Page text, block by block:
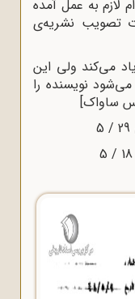
لازم به عمل آمده
تصویب نشریه‌ی
می‌کند ولی این
نویسنده را
ساواک]